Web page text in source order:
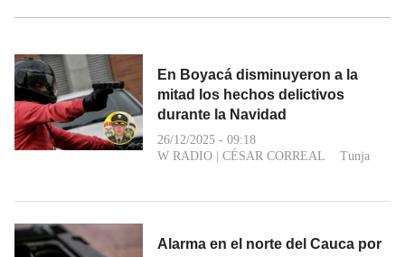
En Boyacá disminuyeron a la
mitad los hechos delictivos
durante la Navidad
26/12/2025 - 09:18
W RADIO | CÉSAR CORREAL Tunja
Alarma en el norte del Cauca por